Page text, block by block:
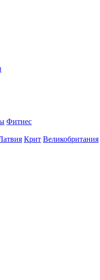
Фитнес
Крит Великобритания